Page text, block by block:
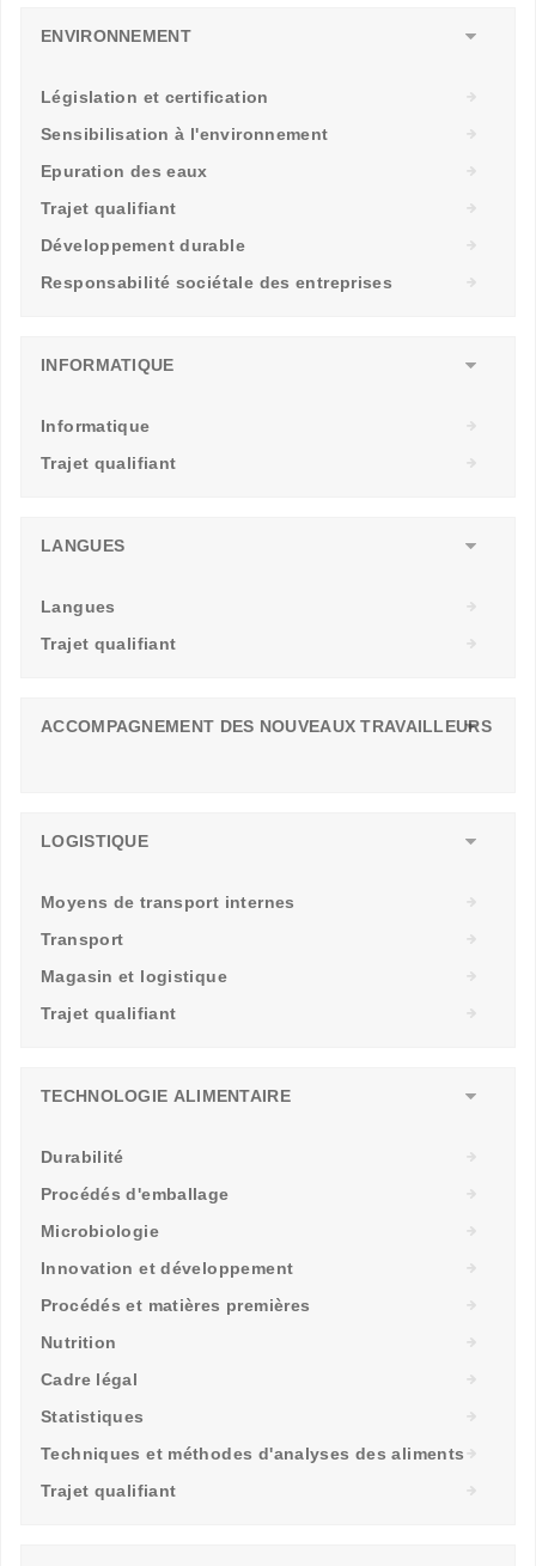
ENVIRONNEMENT
Législation et certification
Sensibilisation à l'environnement
Epuration des eaux
Trajet qualifiant
Développement durable
Responsabilité sociétale des entreprises
INFORMATIQUE
Informatique
Trajet qualifiant
LANGUES
Langues
Trajet qualifiant
ACCOMPAGNEMENT DES NOUVEAUX TRAVAILLEURS
LOGISTIQUE
Moyens de transport internes
Transport
Magasin et logistique
Trajet qualifiant
TECHNOLOGIE ALIMENTAIRE
Durabilité
Procédés d'emballage
Microbiologie
Innovation et développement
Procédés et matières premières
Nutrition
Cadre légal
Statistiques
Techniques et méthodes d'analyses des aliments
Trajet qualifiant